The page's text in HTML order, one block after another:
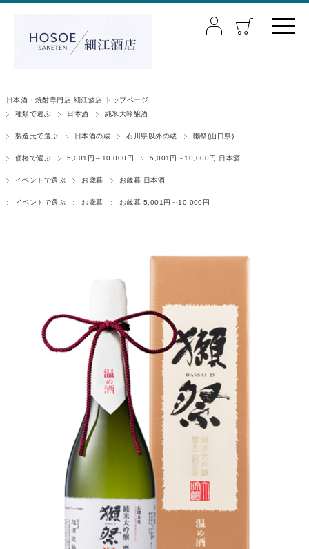
日本酒・焼酎専門店 細江酒店 トップページ
種類で選ぶ
日本酒 純米大吟醸酒
製造元で選ぶ 日本酒の蔵 石川県以外の蔵 獺祭(山口県)
価格で選ぶ 5,001円～10,000円 5,001円～10,000円 日本酒
イベントで選ぶ お歳暮 お歳暮 日本酒
イベントで選ぶ お歳暮 お歳暮 5,001円～10,000円